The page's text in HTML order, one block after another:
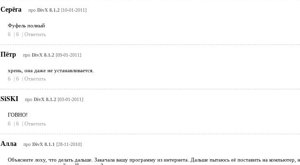
Серёга про DivX 8.1.2[10-01-2011]
Фуфель полный
6
| 6 | Ответить
Пётр про DivX 8.1.2[09-01-2011]
хрень, она даже не устанавливается.
6
| 6 | Ответить
SiSKI про DivX 8.1.2[03-01-2011]
ГОВНО!
6
| 6 | Ответить
Алла про DivX 8.1.1 [28-11-2010]
Объясните лоху, что делать дальше. Закачала вашу программу из интернета. Дальше пытаюсь её поставить на